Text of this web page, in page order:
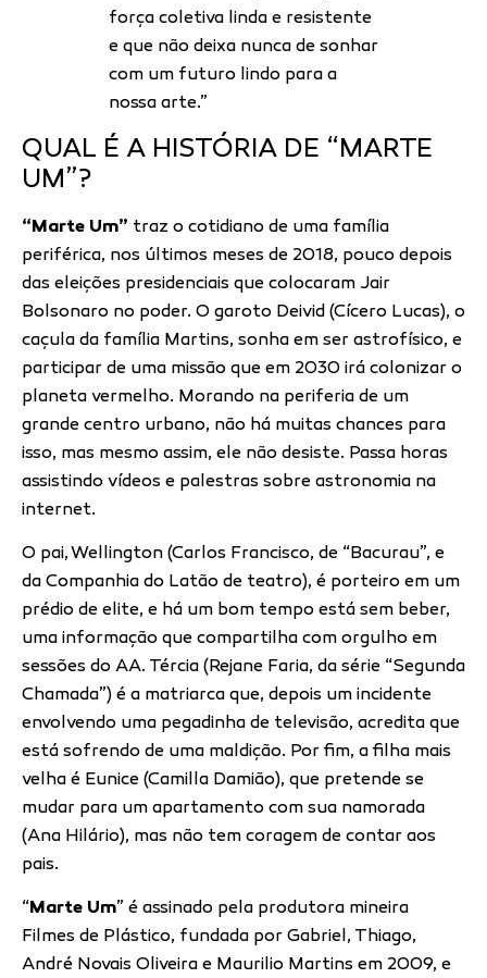
força coletiva linda e resistente
e que não deixa nunca de sonhar
com um futuro lindo para a
nossa arte.”
QUAL É A HISTÓRIA DE “MARTE
UM”?
“Marte Um” traz o cotidiano de uma família
periférica, nos últimos meses de 2018, pouco depois
das eleições presidenciais que colocaram Jair
Bolsonaro no poder. O garoto Deivid (Cícero Lucas), o
caçula da família Martins, sonha em ser astrofísico, e
participar de uma missão que em 2030 irá colonizar o
planeta vermelho. Morando na periferia de um
grande centro urbano, não há muitas chances para
isso, mas mesmo assim, ele não desiste. Passa horas
assistindo vídeos e palestras sobre astronomia na
internet.
O pai, Wellington (Carlos Francisco, de “Bacurau”, e
da Companhia do Latão de teatro), é porteiro em um
prédio de elite, e há um bom tempo está sem beber,
uma informação que compartilha com orgulho em
sessões do AA. Tércia (Rejane Faria, da série “Segunda
Chamada”) é a matriarca que, depois um incidente
envolvendo uma pegadinha de televisão, acredita que
está sofrendo de uma maldição. Por fim, a filha mais
velha é Eunice (Camilla Damião), que pretende se
mudar para um apartamento com sua namorada
(Ana Hilário), mas não tem coragem de contar aos
pais.
“Marte Um” é assinado pela produtora mineira
Filmes de Plástico, fundada por Gabriel, Thiago,
André Novais Oliveira e Maurilio Martins em 2009, e